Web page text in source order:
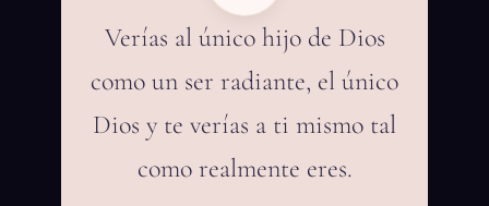
Verías al único hijo de Dios
como un ser radiante, el único
Dios y te verías a ti mismo tal
como realmente eres.